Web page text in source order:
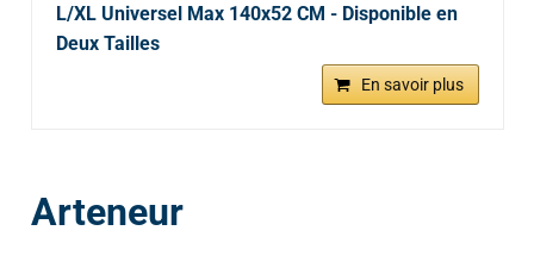
L/XL Universel Max 140x52 CM - Disponible en
Deux Tailles
En savoir plus
Arteneur